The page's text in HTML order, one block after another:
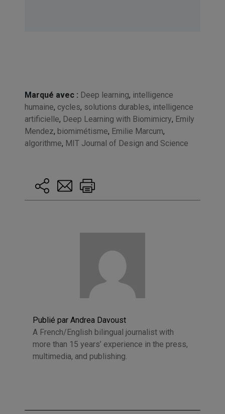
Marqué avec : Deep learning, intelligence
humaine, cycles, solutions durables, intelligence
artificielle, Deep Learning with Biomimicry, Emily
Mendez, biomimétisme, Emilie Marcum,
algorithme, MIT Journal of Design and Science
Publié par Andrea Davoust
A French/English bilingual journalist with
more than 15 years’ experience in the press,
multimedia, and publishing.